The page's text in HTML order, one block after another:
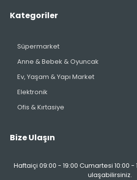
Kategoriler
Süpermarket
Anne & Bebek & Oyuncak
Ev, Yaşam & Yapı Market
Elektronik
Ofis & Kırtasiye
Bize Ulaşın
Haftaiçi 09:00 - 19:00 Cumartesi 10:00 -
ulaşabilirsiniz.